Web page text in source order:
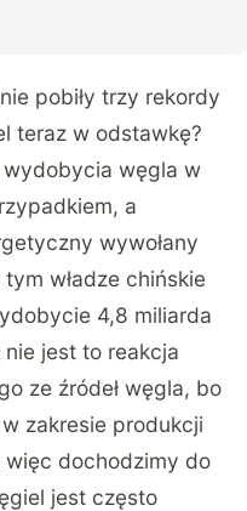
pobiły trzy rekordy
teraz w odstawkę?
wydobycia węgla w
a
wywołany
władze chińskie
4,8 miliarda
jest to reakcja
ze źródeł węgla, bo
zakresie produkcji
dochodzimy do
jest często